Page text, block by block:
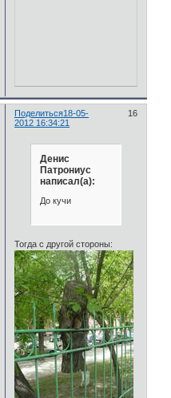
Поделиться 16
18-05-
2012 16:34:21
Денис
Патрониус
написал(а):
До кучи
Тогда с другой стороны: